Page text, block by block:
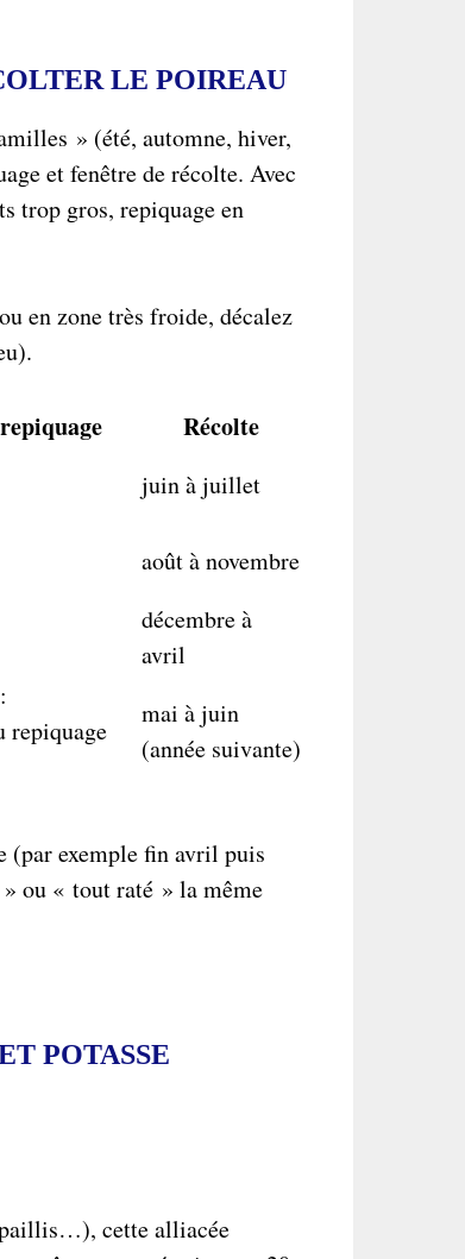
LE POIREAU
» (été, automne, hiver,
et fenêtre de récolte. Avec
trop gros, repiquage en
en zone très froide, décalez
Récolte
juin à juillet
août à novembre
décembre à
avril
repiquage
mai à juin
(année suivante)
(par exemple fin avril puis
ou « tout raté » la même
POTASSE
cette alliacée